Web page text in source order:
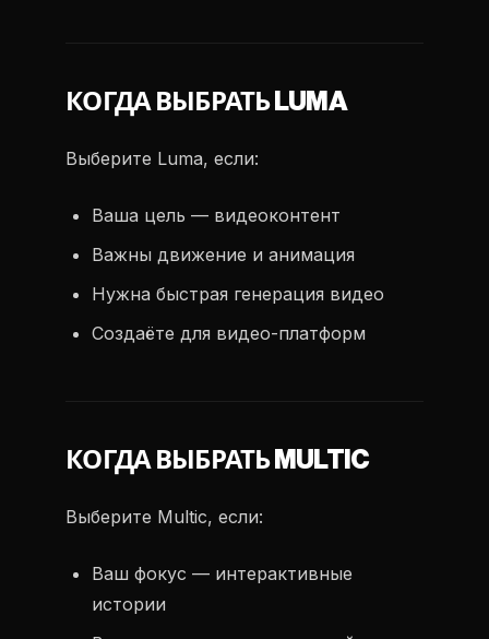
КОГДА ВЫБРАТЬ LUMA
Выберите Luma, если:
Ваша цель — видеоконтент
Важны движение и анимация
Нужна быстрая генерация видео
Создаёте для видео-платформ
КОГДА ВЫБРАТЬ MULTIC
Выберите Multic, если:
Ваш фокус — интерактивные
истории